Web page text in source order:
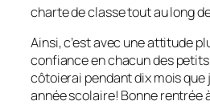
charte de classe tout au long
Ainsi, c’est avec une attitude
confiance en chacun des
côtoierai pendant dix mois que
année scolaire! Bonne rentrée